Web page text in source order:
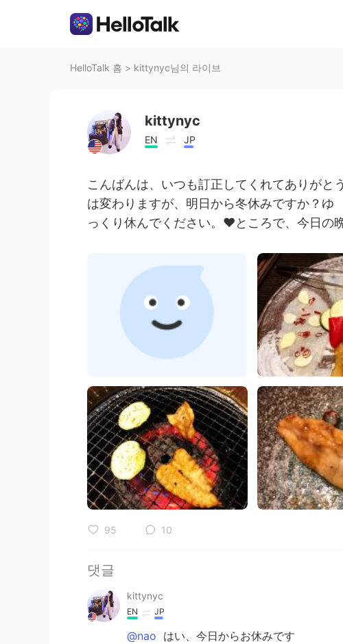
HelloTalk 홈 > kittynyc님의 라이브
kittynyc
EN JP
こんばんは、いつも訂正してくれてありが
は変わりますが、明日から冬休みですか？ゆ
っくり休んでください。❤ところで、今日の
95 10
댓글
kittynyc
EN JP
@nao はい、今日からお休みです